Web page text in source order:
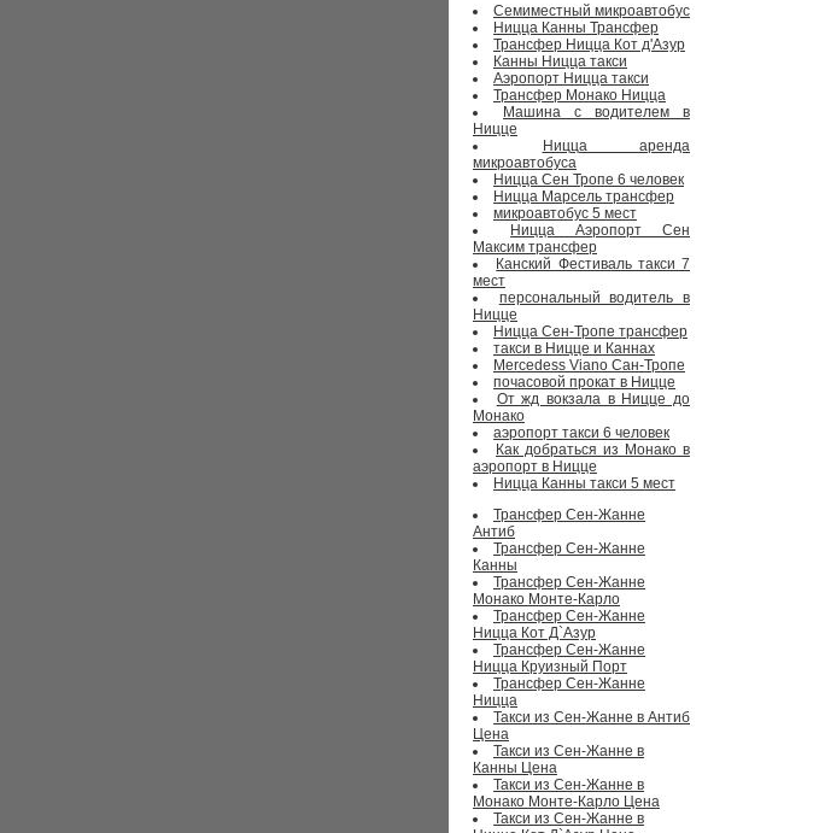
Семиместный микроавтобус
Ницца Канны Трансфер
Трансфер Ницца Кот д'Азур
Канны Ницца такси
Аэропорт Ницца такси
Трансфер Монако Ницца
Машина с водителем в
Ницце
Ницца аренда
микроавтобуса
Ницца Сен Тропе 6 человек
Ницца Марсель трансфер
микроавтобус 5 мест
Ницца Аэропорт Сен
Максим трансфер
Канский Фестиваль такси 7
мест
персональный водитель в
Ницце
Ницца Сен-Тропе трансфер
такси в Ницце и Каннах
Mercedess Viano Сан-Тропе
почасовой прокат в Ницце
От жд вокзала в Ницце до
Монако
аэропорт такси 6 человек
Как добраться из Монако в
аэропорт в Ницце
Ницца Канны такси 5 мест
Трансфер Сен-Жанне
Антиб
Трансфер Сен-Жанне
Канны
Трансфер Сен-Жанне
Монако Монте-Карло
Трансфер Сен-Жанне
Ницца Кот Д`Азур
Трансфер Сен-Жанне
Ницца Круизный Порт
Трансфер Сен-Жанне
Ницца
Такси из Сен-Жанне в Антиб
Цена
Такси из Сен-Жанне в
Канны Цена
Такси из Сен-Жанне в
Монако Монте-Карло Цена
Такси из Сен-Жанне в